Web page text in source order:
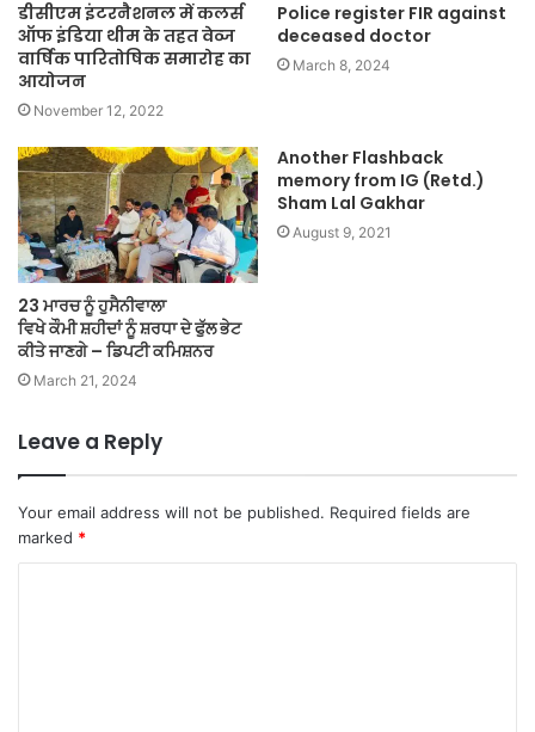
डीसीएम इंटरनैशनल में कलर्स
ऑफ इंडिया थीम के तहत वेव्ज
वार्षिक पारितोषिक समारोह का
आयोजन
November 12, 2022
Police register FIR against
deceased doctor
March 8, 2024
23 ਮਾਰਚ ਨੂੰ ਹੁਸੈਨੀਵਾਲਾ
ਵਿਖੇ ਕੌਮੀ ਸ਼ਹੀਦਾਂ ਨੂੰ ਸ਼ਰਧਾ ਦੇ ਫੁੱਲ ਭੇਟ
ਕੀਤੇ ਜਾਣਗੇ – ਡਿਪਟੀ ਕਮਿਸ਼ਨਰ
March 21, 2024
Another Flashback
memory from IG (Retd.)
Sham Lal Gakhar
August 9, 2021
Leave a Reply
Your email address will not be published. Required fields are
marked *